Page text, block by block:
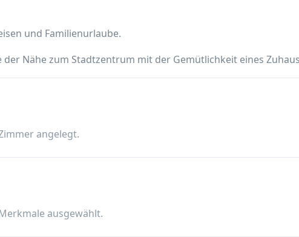
und Familienurlaube.
Nähe zum Stadtzentrum mit der Gemütlichkeit eines
angelegt.
ausgewählt.